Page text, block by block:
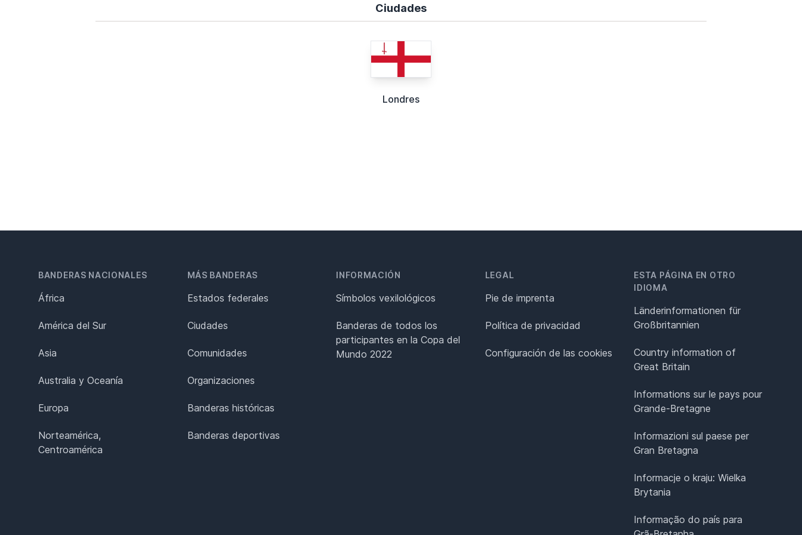
Ciudades
Londres
BANDERAS NACIONALES
África
América del Sur
Asia
Australia y Oceanía
Europa
Norteamérica,
Centroamérica
MÁS BANDERAS
Estados federales
Ciudades
Comunidades
Organizaciones
Banderas históricas
Banderas deportivas
INFORMACIÓN
Símbolos vexilológicos
Banderas de todos los
participantes en la Copa del
Mundo 2022
LEGAL
Pie de imprenta
Política de privacidad
Configuración de las cookies
ESTA PÁGINA EN OTRO
IDIOMA
Länderinformationen für
Großbritannien
Country information of
Great Britain
Informations sur le pays pour
Grande-Bretagne
Informazioni sul paese per
Gran Bretagna
Informacje o kraju: Wielka
Brytania
Informação do país para